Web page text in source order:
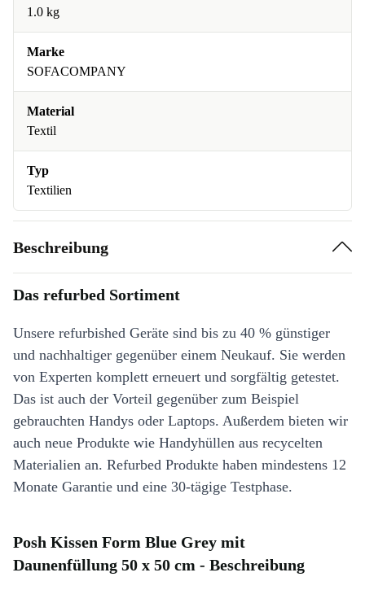
1.0 kg
Marke
SOFACOMPANY
Material
Textil
Typ
Textilien
Beschreibung
Das refurbed Sortiment
Unsere refurbished Geräte sind bis zu 40 % günstiger
und nachhaltiger gegenüber einem Neukauf. Sie werden
von Experten komplett erneuert und sorgfältig getestet.
Das ist auch der Vorteil gegenüber zum Beispiel
gebrauchten Handys oder Laptops. Außerdem bieten wir
auch neue Produkte wie Handyhüllen aus recycelten
Materialien an. Refurbed Produkte haben mindestens 12
Monate Garantie und eine 30-tägige Testphase.
Posh Kissen Form Blue Grey mit
Daunenfüllung 50 x 50 cm - Beschreibung